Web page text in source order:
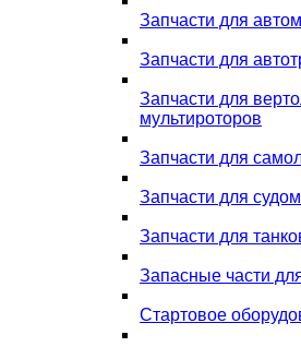
Запчасти для
Запчасти для
Запчасти для
мультироторов
Запчасти для
Запчасти для
Запчасти для
Запасные части
Стартовое